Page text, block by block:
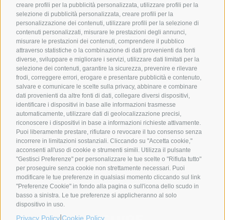
creare profili per la pubblicità personalizzata, utilizzare profili per la
selezione di pubblicità personalizzata, creare profili per la
personalizzazione dei contenuti, utilizzare profili per la selezione di
contenuti personalizzati, misurare le prestazioni degli annunci,
misurare le prestazioni dei contenuti, comprendere il pubblico
attraverso statistiche o la combinazione di dati provenienti da fonti
diverse, sviluppare e migliorare i servizi, utilizzare dati limitati per la
selezione dei contenuti, garantire la sicurezza, prevenire e rilevare
frodi, correggere errori, erogare e presentare pubblicità e contenuto,
salvare e comunicare le scelte sulla privacy, abbinare e combinare
dati provenienti da altre fonti di dati, collegare diversi dispositivi,
identificare i dispositivi in base alle informazioni trasmesse
automaticamente, utilizzare dati di geolocalizzazione precisi,
riconoscere i dispositivi in base a informazioni richieste attivamente.
Puoi liberamente prestare, rifiutare o revocare il tuo consenso senza
incorrere in limitazioni sostanziali. Cliccando su "Accetta cookie,"
acconsenti all'uso di cookie e strumenti simili. Utilizza il pulsante
"Gestisci Preferenze" per personalizzare le tue scelte o "Rifiuta tutto"
per proseguire senza cookie non strettamente necessari. Puoi
modificare le tue preferenze in qualsiasi momento cliccando sul link
"Preferenze Cookie" in fondo alla pagina o sull'icona dello scudo in
basso a sinistra. Le tue preferenze si applicheranno al solo
dispositivo in uso.
Privacy Policy Cookie Policy
SYNCRO GROUP PARTNERS: